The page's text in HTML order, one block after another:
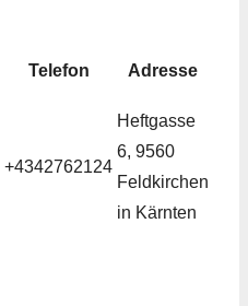
Telefon Adresse
+4342762124
Heftgasse
6, 9560
Feldkirchen
in Kärnten